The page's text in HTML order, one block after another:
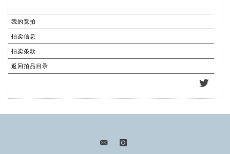
我的竞拍
拍卖信息
拍卖条款
返回拍品目录